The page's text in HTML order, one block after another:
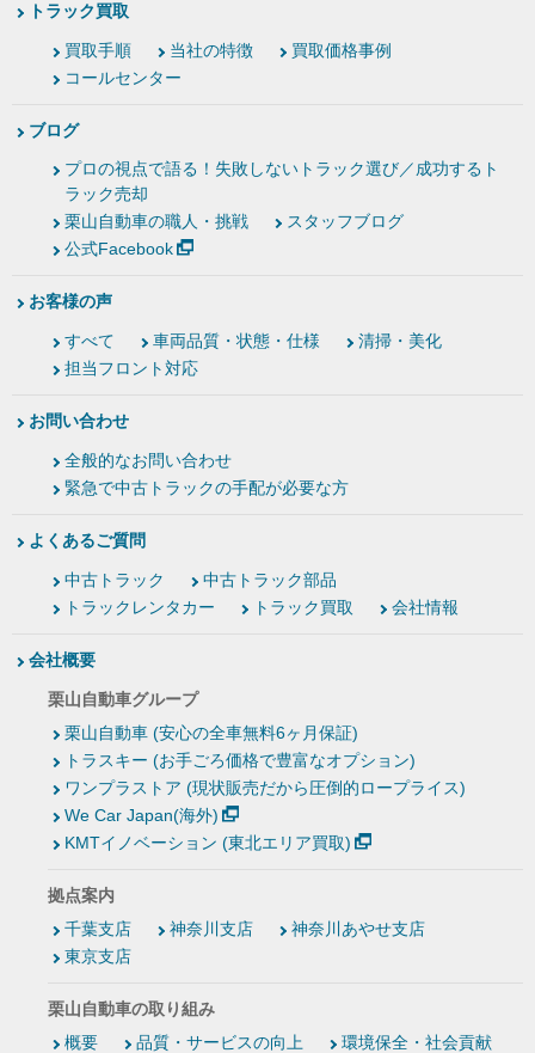
トラック買取
買取手順 当社の特徴
買取価格事例
コールセンター
ブログ
プロの視点で語る！失敗しないトラック選び／成功するト
ラック売却
栗山自動車の職人・挑戦
スタッフブログ
公式Facebook
お客様の声
すべて 車両品質・状態・仕様
清掃・美化
担当フロント対応
お問い合わせ
全般的なお問い合わせ
緊急で中古トラックの手配が必要な方
よくあるご質問
中古トラック
中古トラック部品
トラックレンタカー
トラック買取 会社情報
会社概要
栗山自動車グループ
栗山自動車 (安心の全車無料6ヶ月保証)
トラスキー (お手ごろ価格で豊富なオプション)
ワンプラストア (現状販売だから圧倒的ロープライス)
We Car Japan(海外)
KMTイノベーション (東北エリア買取)
拠点案内
千葉支店
神奈川支店
神奈川あやせ支店
東京支店
栗山自動車の取り組み
概要
品質・サービスの向上 環境保全・社会貢献